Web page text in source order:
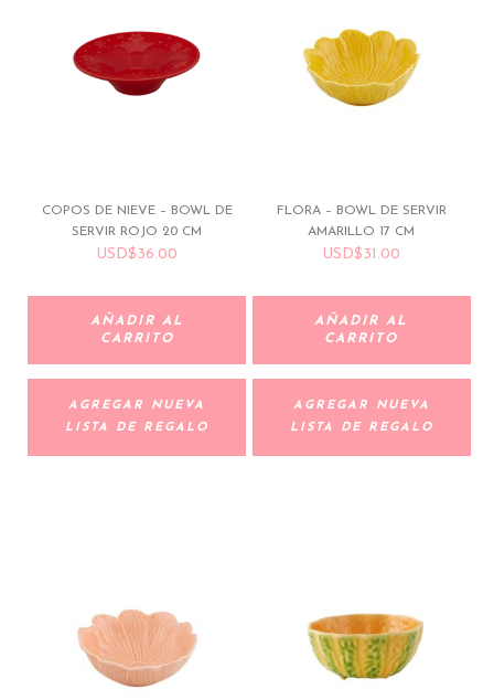
COPOS DE NIEVE – BOWL DE
SERVIR ROJO 20 CM
USD$36.00
AÑADIR AL
CARRITO
AGREGAR NUEVA
LISTA DE REGALO
FLORA – BOWL DE SERVIR
AMARILLO 17 CM
USD$31.00
AÑADIR AL
CARRITO
AGREGAR NUEVA
LISTA DE REGALO